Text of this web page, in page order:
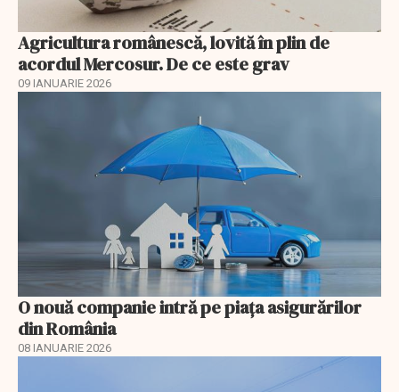
Agricultura românescă, lovită în plin de
acordul Mercosur. De ce este grav
09 IANUARIE 2026
O nouă companie intră pe piața asigurărilor
din România
08 IANUARIE 2026